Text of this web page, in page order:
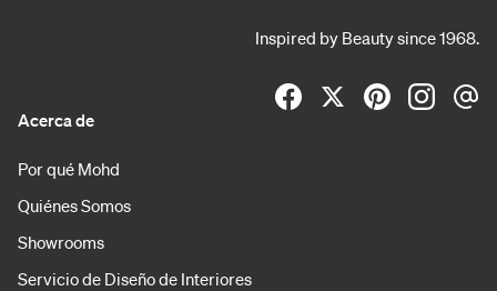
Inspired by Beauty since 1968.
Acerca de
Por qué Mohd
Quiénes Somos
Showrooms
Servicio de Diseño de Interiores